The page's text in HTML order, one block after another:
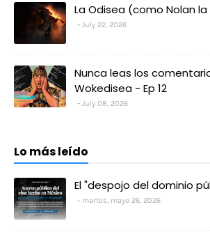
La Odisea (como Nolan
July 22, 2026
Nunca leas los
Wokedisea - Ep 12
July 08, 2026
Lo más leído
El "despojo del dominio
martes, mayo 26, 2026